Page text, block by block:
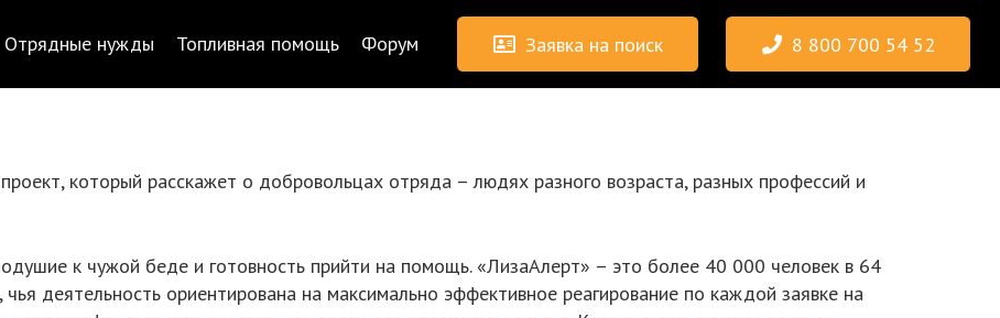
Отрядные нужды Топливная помощь Форум Заявка на поиск 8 800 700 54 52
который расскажет о добровольцах отряда – людях разного возраста, разных профессий и
к чужой беде и готовность прийти на помощь. «ЛизаАлерт» – это более 40 000 человек в 64
деятельность ориентирована на максимально эффективное реагирование по каждой заявке на